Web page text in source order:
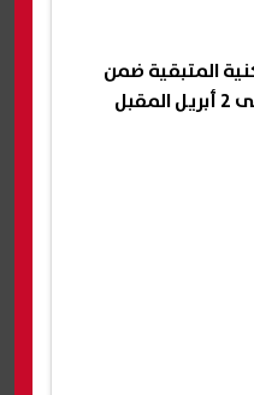
المتبقية ضمن